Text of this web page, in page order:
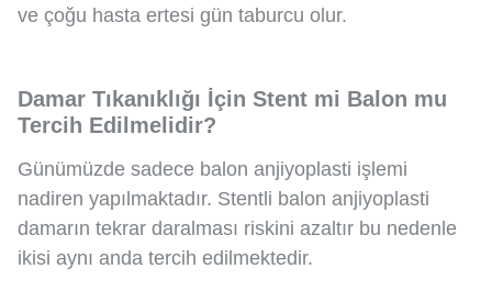
ve çoğu hasta ertesi gün taburcu olur.
Damar Tıkanıklığı İçin Stent mi Balon mu
Tercih Edilmelidir?
Günümüzde sadece balon anjiyoplasti işlemi
nadiren yapılmaktadır. Stentli balon anjiyoplasti
damarın tekrar daralması riskini azaltır bu nedenle
ikisi aynı anda tercih edilmektedir.